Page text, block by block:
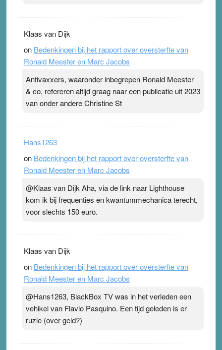
Klaas van Dijk
on Bedenkingen bij het rapport over oversterfte van
Ronald Meester en Marc Jacobs
Antivaxxers, waaronder inbegrepen Ronald Meester
& co, refereren altijd graag naar een publicatie uit 2023
van onder andere Christine St
Hans1263
on Bedenkingen bij het rapport over oversterfte van
Ronald Meester en Marc Jacobs
@Klaas van Dijk Aha, via de link naar Lighthouse
kom ik bij frequenties en kwantummechanica terecht,
voor slechts 150 euro.
Klaas van Dijk
on Bedenkingen bij het rapport over oversterfte van
Ronald Meester en Marc Jacobs
@Hans1263, BlackBox TV was in het verleden een
vehikel van Flavio Pasquino. Een tijd geleden is er
ruzie (over geld?)